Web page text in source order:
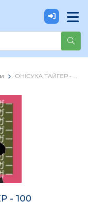
ОНІСУКА ТАЙГЕР - 100
- 100